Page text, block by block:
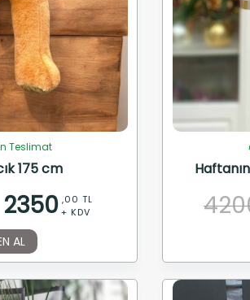
Teslimat
175 cm
2350 ,00 TL
+ KDV
AL